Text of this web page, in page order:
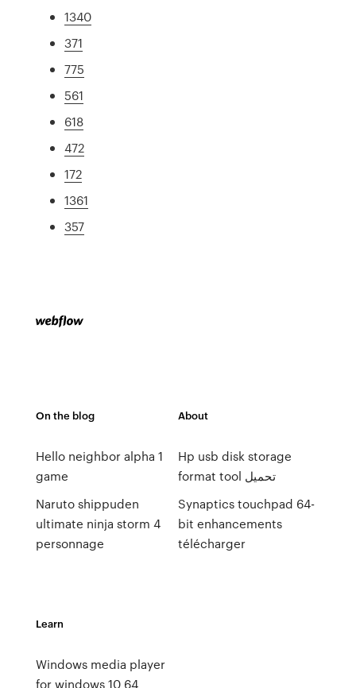
1340
371
775
561
618
472
172
1361
357
On the blog
Hello neighbor alpha 1
game
Naruto shippuden
ultimate ninja storm 4
personnage
About
Hp usb disk storage
format tool تحميل
Synaptics touchpad 64-
bit enhancements
télécharger
Learn
Windows media player
for windows 10 64